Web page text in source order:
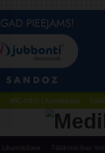
MIC-INFO Likumdošana
Likumdošana Tālākmācības